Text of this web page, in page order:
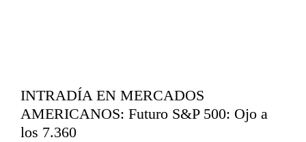
INTRADÍA EN MERCADOS
AMERICANOS: Futuro S&P 500: Ojo a
los 7.360